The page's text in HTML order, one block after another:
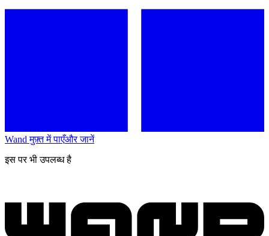
Wand मुफ़्त में पाएँऔर जानें
इस पर भी उपलब्ध है